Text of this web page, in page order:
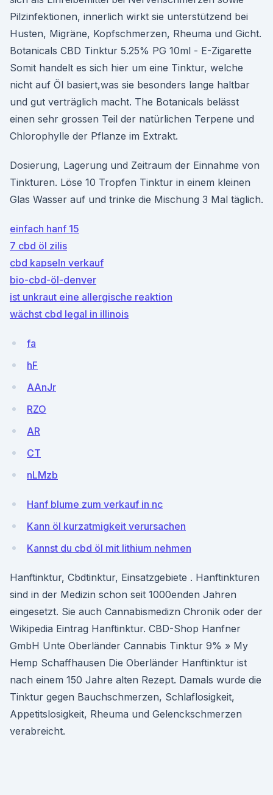
Pilzinfektionen, innerlich wirkt sie unterstützend bei
Husten, Migräne, Kopfschmerzen, Rheuma und Gicht.
Botanicals CBD Tinktur 5.25% PG 10ml - E-Zigarette
Somit handelt es sich hier um eine Tinktur, welche
nicht auf Öl basiert,was sie besonders lange haltbar
und gut verträglich macht. The Botanicals belässt
einen sehr grossen Teil der natürlichen Terpene und
Chlorophylle der Pflanze im Extrakt.
Dosierung, Lagerung und Zeitraum der Einnahme von
Tinkturen. Löse 10 Tropfen Tinktur in einem kleinen
Glas Wasser auf und trinke die Mischung 3 Mal täglich.
einfach hanf 15
7 cbd öl zilis
cbd kapseln verkauf
bio-cbd-öl-denver
ist unkraut eine allergische reaktion
wächst cbd legal in illinois
fa
hF
AAnJr
RZO
AR
CT
nLMzb
Hanf blume zum verkauf in nc
Kann öl kurzatmigkeit verursachen
Kannst du cbd öl mit lithium nehmen
Hanftinktur, Cbdtinktur, Einsatzgebiete . Hanftinkturen
sind in der Medizin schon seit 1000enden Jahren
eingesetzt. Sie auch Cannabismedizn Chronik oder der
Wikipedia Eintrag Hanftinktur. CBD-Shop Hanfner
GmbH Unte Oberländer Cannabis Tinktur 9% » My
Hemp Schaffhausen Die Oberländer Hanftinktur ist
nach einem 150 Jahre alten Rezept. Damals wurde die
Tinktur gegen Bauchschmerzen, Schlaflosigkeit,
Appetitslosigkeit, Rheuma und Gelenckschmerzen
verabreicht.